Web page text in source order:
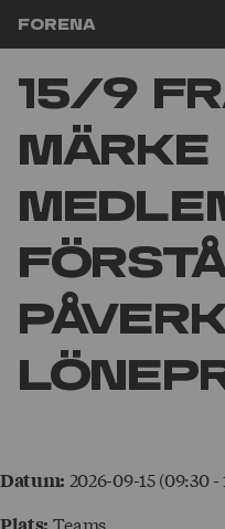
Forena
15/9
förstå
Datum: 2026-09-15 (09:30 -
Plats: Teams.